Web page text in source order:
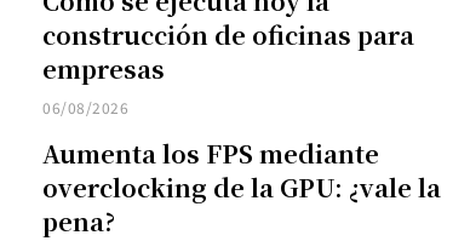
construcción de oficinas para
empresas
06/08/2026
Aumenta los FPS mediante
overclocking de la GPU: ¿vale la
pena?